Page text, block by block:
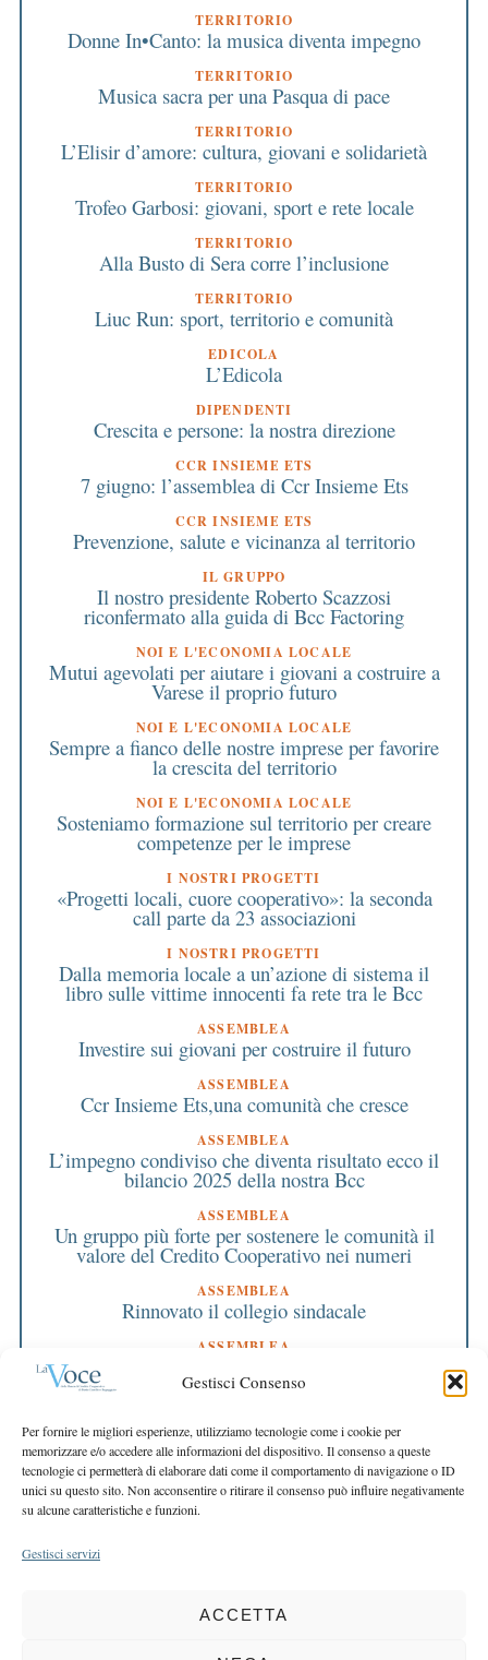
Gestisci Consenso
Per fornire le migliori esperienze, utilizziamo tecnologie come i cookie per
memorizzare e/o accedere alle informazioni del dispositivo. Il consenso a queste
tecnologie ci permetterà di elaborare dati come il comportamento di navigazione o ID
unici su questo sito. Non acconsentire o ritirare il consenso può influire negativamente
su alcune caratteristiche e funzioni.
Gestisci servizi
ACCETTA
TERRITORIO
Donne In•Canto: la musica diventa impegno
TERRITORIO
Musica sacra per una Pasqua di pace
TERRITORIO
L’Elisir d’amore: cultura, giovani e solidarietà
TERRITORIO
Trofeo Garbosi: giovani, sport e rete locale
TERRITORIO
Alla Busto di Sera corre l’inclusione
TERRITORIO
Liuc Run: sport, territorio e comunità
EDICOLA
L’Edicola
DIPENDENTI
Crescita e persone: la nostra direzione
CCR INSIEME ETS
7 giugno: l’assemblea di Ccr Insieme Ets
CCR INSIEME ETS
Prevenzione, salute e vicinanza al territorio
IL GRUPPO
Il nostro presidente Roberto Scazzosi
riconfermato alla guida di Bcc Factoring
NOI E L'ECONOMIA LOCALE
Mutui agevolati per aiutare i giovani a costruire a
Varese il proprio futuro
NOI E L'ECONOMIA LOCALE
Sempre a fianco delle nostre imprese per favorire
la crescita del territorio
NOI E L'ECONOMIA LOCALE
Sosteniamo formazione sul territorio per creare
competenze per le imprese
I NOSTRI PROGETTI
«Progetti locali, cuore cooperativo»: la seconda
call parte da 23 associazioni
I NOSTRI PROGETTI
Dalla memoria locale a un’azione di sistema il
libro sulle vittime innocenti fa rete tra le Bcc
ASSEMBLEA
Investire sui giovani per costruire il futuro
ASSEMBLEA
Ccr Insieme Ets,una comunità che cresce
ASSEMBLEA
L’impegno condiviso che diventa risultato ecco il
bilancio 2025 della nostra Bcc
ASSEMBLEA
Un gruppo più forte per sostenere le comunità il
valore del Credito Cooperativo nei numeri
ASSEMBLEA
Rinnovato il collegio sindacale
ASSEMBLEA
Bilancio approvato all’unanimità e 2 milioni
destinati al territorio
EDITORIALE DIRETTORE
Crescere restando riconoscibili
EDITORIALE PRESIDENTE
Costruire futuro insieme
COPYRIGHT 2025 LA VOCE |PRIVACY